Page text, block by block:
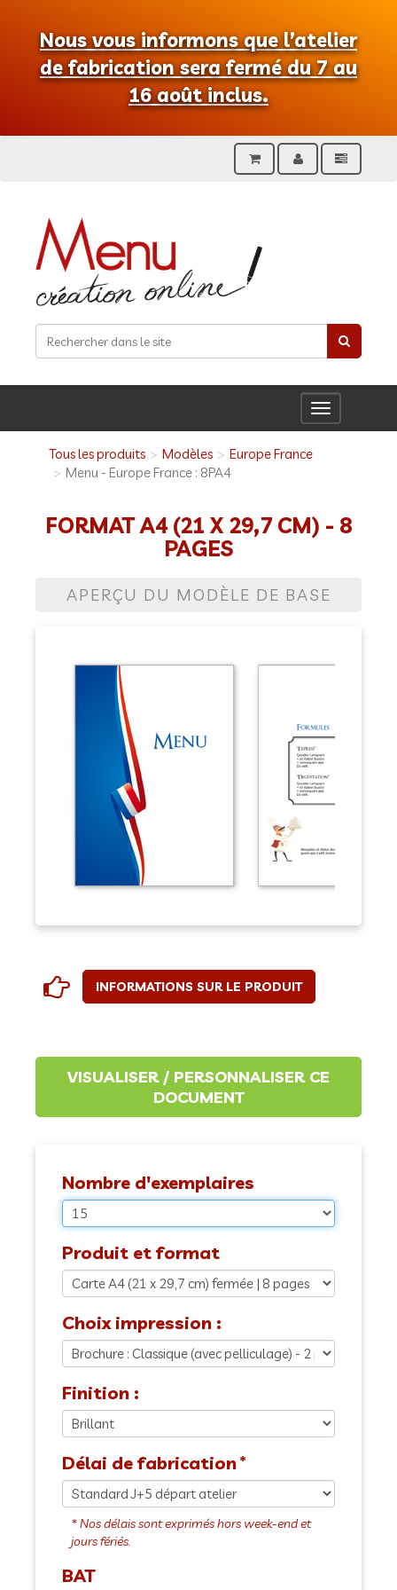
Nous vous informons que l’atelier
de fabrication sera fermé du 7 au
16 août inclus.
Toggle
navigation
Tous les produits
Modèles
Europe France
Menu - Europe France : 8PA4
FORMAT A4 (21 X 29,7 CM) - 8
PAGES
APERÇU DU MODÈLE DE BASE
INFORMATIONS SUR LE PRODUIT
Nombre d'exemplaires
Produit et format
Choix impression :
Finition :
Délai de fabrication
BAT